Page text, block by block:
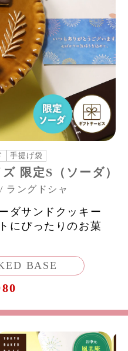
手提げ袋
限定S（ソーダ）
ラングドシャ
ダサンドクッキー
にぴったりのお菓
BASE